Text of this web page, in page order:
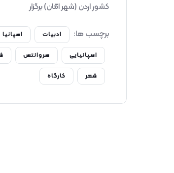
کشور اردن (شهر امّان) برگزار
برچسب ها: ادبیات اسپانیا
اسپانیایی سروانتس
شعر کارگاه